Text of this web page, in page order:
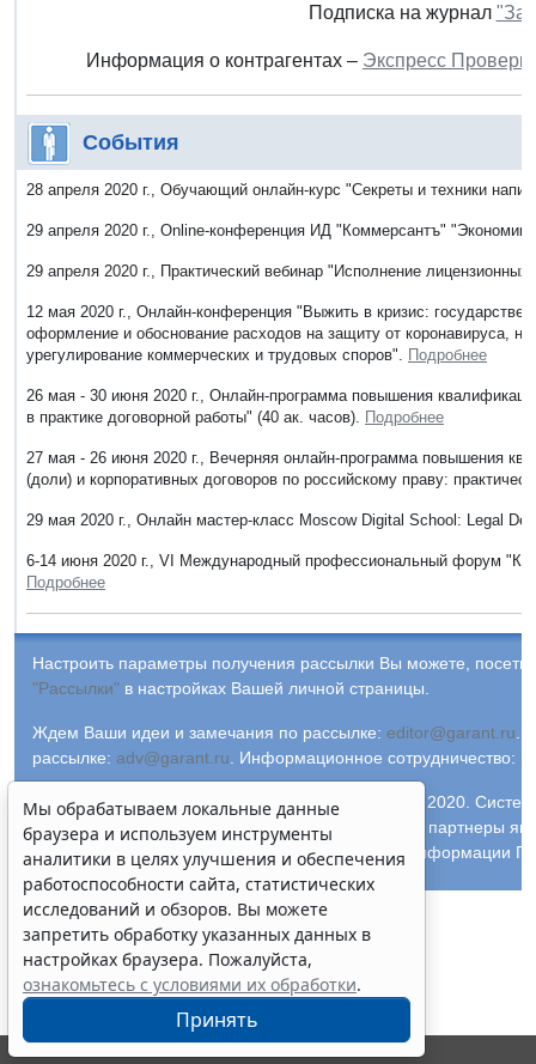
Подписка на журнал
Информация о контрагентах – Экспресс
События
28 апреля 2020 г., Обучающий онлайн-курс "Секреты и техники
29 апреля 2020 г., Online-конференция ИД "Коммерсантъ"
29 апреля 2020 г., Практический вебинар "Исполнение
12 мая 2020 г., Онлайн-конференция "Выжить в кризис:
оформление и обоснование расходов на защиту от коронавируса,
урегулирование коммерческих и трудовых споров". Подробнее
26 мая - 30 июня 2020 г., Онлайн-программа повышения
в практике договорной работы" (40 ак. часов). Подробнее
27 мая - 26 июня 2020 г., Вечерняя онлайн-программа повышения
(доли) и корпоративных договоров по российскому праву:
29 мая 2020 г., Онлайн мастер-класс Moscow Digital School: Legal
6-14 июня 2020 г., VI Международный профессиональный форум
Подробнее
Настроить параметры получения рассылки Вы можете,
"Рассылки" в настройках Вашей личной страницы.
Ждем Ваши идеи и замечания по рассылке: editor@garant.ru
рассылке: adv@garant.ru Информационное сотрудничество:
© ООО "НПП "ГАРАНТ-СЕРВИС-УНИВЕРСИТЕТ", 2020.
выпускается с 1990 года. Компания "Гарант" и ее партнеры
участниками Российской ассоциации правовой информации
Мы обрабатываем локальные данные
браузера и используем инструменты
аналитики в целях улучшения и обеспечения
работоспособности сайта, статистических
исследований и обзоров. Вы можете
запретить обработку указанных данных в
настройках браузера. Пожалуйста,
ознакомьтесь с условиями их обработки.
Принять